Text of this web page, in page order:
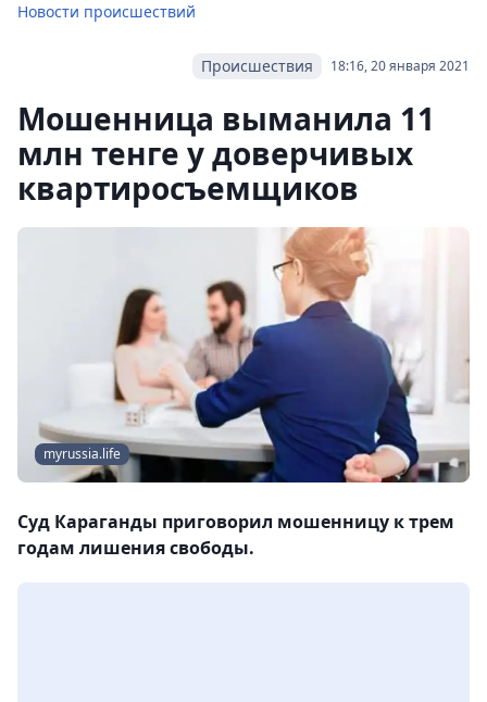
Новости происшествий
18:16, 20 января 2021
Происшествия
Мошенница выманила 11
млн тенге у доверчивых
квартиросъемщиков
myrussia.life
Суд Караганды приговорил мошенницу к трем
годам лишения свободы.